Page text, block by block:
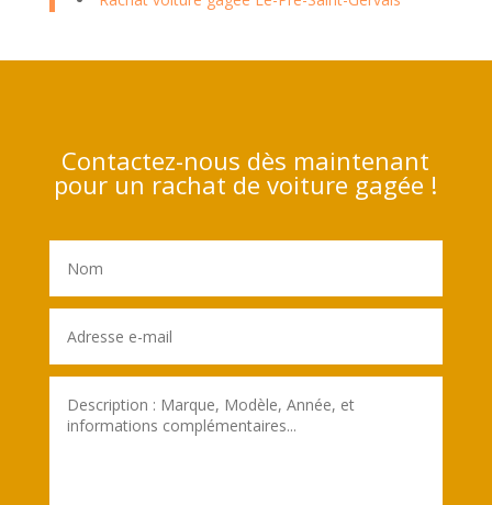
Contactez-nous dès maintenant
pour un rachat de voiture gagée !